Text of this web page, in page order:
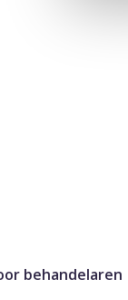
behandelaren